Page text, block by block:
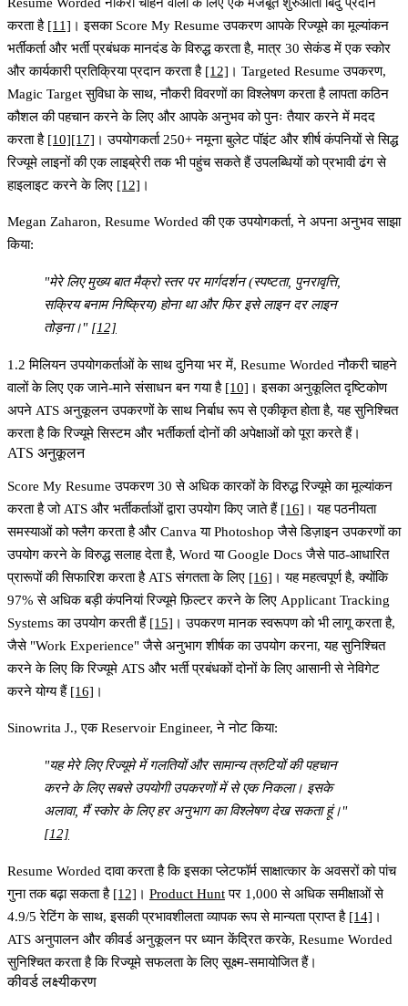
करता है [11] । इसका Score My Resume उपकरण आपके रिज्यूमे का मूल्यांकन
भर्तीकर्ता और भर्ती प्रबंधक मानदंड के विरुद्ध करता है, मात्र 30 सेकंड में एक स्कोर
और कार्यकारी प्रतिक्रिया प्रदान करता है [12] । Targeted Resume उपकरण,
Magic Targetसुविधा के साथ, नौकरी विवरणों का विश्लेषण करता है लापता कठिन
कौशल की पहचान करने के लिए और आपके अनुभव को पुनः तैयार करने में मदद
करता है [10][17] । उपयोगकर्ता 250+ नमूना बुलेट पॉइंट और शीर्ष कंपनियों से सिद्ध
रिज्यूमे लाइनों की एक लाइब्रेरी तक भी पहुंच सकते हैं उपलब्धियों को प्रभावी ढंग से
हाइलाइट करने के लिए [12] ।
Megan Zaharon, Resume Worded की एक उपयोगकर्ता, ने अपना अनुभव साझा
किया:
"मेरे लिए मुख्य बात मैक्रो स्तर पर मार्गदर्शन (स्पष्टता, पुनरावृत्ति,
सक्रिय बनाम निष्क्रिय) होना था और फिर इसे लाइन दर लाइन
तोड़ना।" [12]
1.2 मिलियन उपयोगकर्ताओं के साथ दुनिया भर में, Resume Worded नौकरी चाहने
वालों के लिए एक जाने-माने संसाधन बन गया है [10] । इसका अनुकूलित दृष्टिकोण
अपने ATS अनुकूलन उपकरणों के साथ निर्बाध रूप से एकीकृत होता है, यह सुनिश्चित
करता है कि रिज्यूमे सिस्टम और भर्तीकर्ता दोनों की अपेक्षाओं को पूरा करते हैं।
ATS अनुकूलन
Score My Resume उपकरण 30 से अधिक कारकों के विरुद्ध रिज्यूमे का मूल्यांकन
करता है जो ATS और भर्तीकर्ताओं द्वारा उपयोग किए जाते हैं [16] । यह पठनीयता
समस्याओं को फ्लैग करता है और Canva या Photoshop जैसे डिज़ाइन उपकरणों का
उपयोग करने के विरुद्ध सलाह देता है, Word या Google Docs जैसे पाठ-आधारित
प्रारूपों की सिफारिश करता है ATS संगतता के लिए [16] । यह महत्वपूर्ण है, क्योंकि
97% से अधिक बड़ी कंपनियां रिज्यूमे फ़िल्टर करने के लिए Applicant Tracking
Systems का उपयोग करती हैं [15] । उपकरण मानक स्वरूपण को भी लागू करता है,
जैसे "Work Experience" जैसे अनुभाग शीर्षक का उपयोग करना, यह सुनिश्चित
करने के लिए कि रिज्यूमे ATS और भर्ती प्रबंधकों दोनों के लिए आसानी से नेविगेट
करने योग्य हैं [16] ।
Sinowrita J., एक Reservoir Engineer, ने नोट किया:
"यह मेरे लिए रिज्यूमे में गलतियों और सामान्य त्रुटियों की पहचान
करने के लिए सबसे उपयोगी उपकरणों में से एक निकला। इसके
अलावा, मैं स्कोर के लिए हर अनुभाग का विश्लेषण देख सकता हूं।"
[12]
Resume Worded दावा करता है कि इसका प्लेटफॉर्म साक्षात्कार के अवसरों को पांच
गुना तक बढ़ा सकता है [12] । Product Huntपर 1,000 से अधिक समीक्षाओं से
4.9/5 रेटिंग के साथ, इसकी प्रभावशीलता व्यापक रूप से मान्यता प्राप्त है [14] ।
ATS अनुपालन और कीवर्ड अनुकूलन पर ध्यान केंद्रित करके, Resume Worded
सुनिश्चित करता है कि रिज्यूमे सफलता के लिए सूक्ष्म-समायोजित हैं।
कीवर्ड लक्ष्यीकरण